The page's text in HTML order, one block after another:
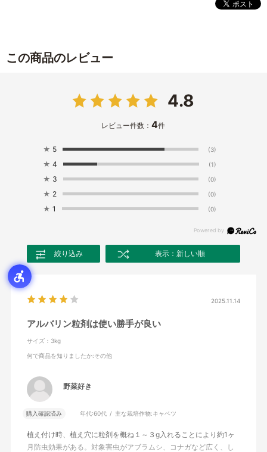
この商品のレビュー
4.8
レビュー件数：4件
★ 5 (3)
★ 4 (1)
★ 3 (0)
★ 2 (0)
★ 1 (0)
絞り込み 表示：新しい順
2025.11.14
アルバリン粒剤は使い勝手が良い
サイズ：3kg
何で商品を知りましたか:その他
野菜好き
購入確認済み 年代:60代 主な栽培作物:キャベツ
植え付け時、植え穴に粒剤を概ね１～３g入れることにより約1ヶ
月防虫効果がある。対象害虫がアブラムシ、コナガなど広く、し